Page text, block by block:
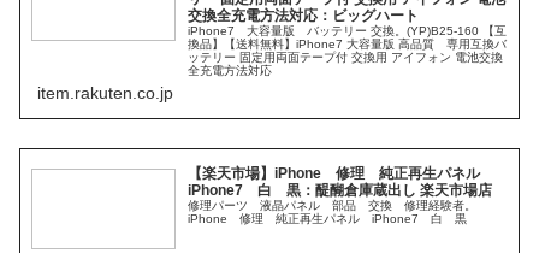
交換全充電方法対応：ビッグハート
iPhone7 大容量版 バッテリー 交換。(YP)B25-160 【互
換品】【送料無料】iPhone7 大容量版 高品質 専用互換バ
ッテリー 固定用両面テープ付 交換用 アイフォン 電池交換
全充電方法対応
item.rakuten.co.jp
【楽天市場】iPhone 修理 純正再生パネル
iPhone7 白 黒：醍醐倉庫蔵出し 楽天市場店
修理パーツ 液晶パネル 部品 交換 修理経験者。
iPhone 修理 純正再生パネル iPhone7 白 黒